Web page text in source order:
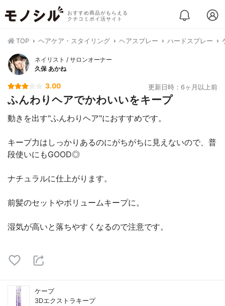
おすすめ商品がもらえる
クチコミポイ活サイト
TOP ヘアケア・スタイリング ヘアスプレー ハードスプレー
ネイリスト / サロンオーナー
久保 あかね
3.00 更新日時：6ヶ月以上前
ふんわりヘアでかわいいをキープ
動きを出す"ふんわりヘア"におすすめです。
キープ力はしっかりあるのにがちがちに見えないので、普
段使いにもGOOD◎
ナチュラルに仕上がります。
前髪のセットやボリュームキープに。
湿気が高いと落ちやすくなるので注意です。
ケープ
3Dエクストラキープ